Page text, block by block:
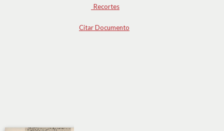
_Recortes
Citar Documento